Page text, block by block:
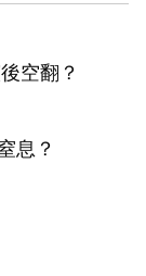
空翻？
息？